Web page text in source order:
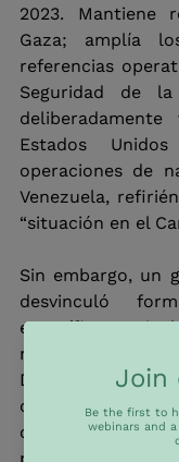
2023. Mantiene
Gaza; amplía
referencias
Seguridad de
Estados
operaciones de
Venezuela,
“situación en el
Sin embargo, un
desvinculó
específicos,
regulación
Desarrollo
completo y
como país que